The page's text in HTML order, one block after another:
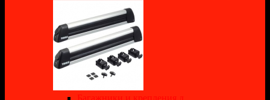
Багажники и крепления д